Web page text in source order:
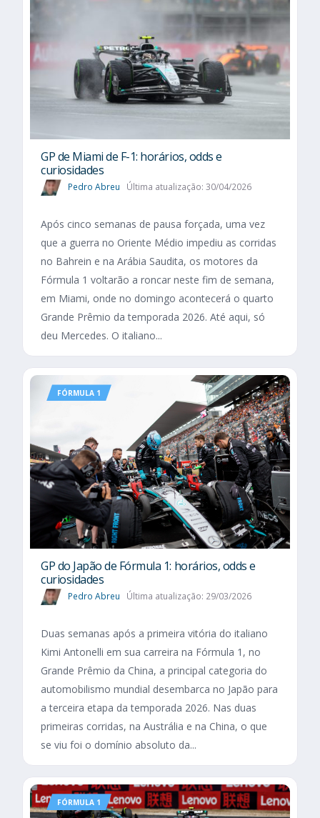
GP de Miami de F-1: horários, odds e
curiosidades
Pedro Abreu Última atualização: 30/04/2026
Após cinco semanas de pausa forçada, uma vez
que a guerra no Oriente Médio impediu as corridas
no Bahrein e na Arábia Saudita, os motores da
Fórmula 1 voltarão a roncar neste fim de semana,
em Miami, onde no domingo acontecerá o quarto
Grande Prêmio da temporada 2026. Até aqui, só
deu Mercedes. O italiano...
FÓRMULA 1
GP do Japão de Fórmula 1: horários, odds e
curiosidades
Pedro Abreu Última atualização: 29/03/2026
Duas semanas após a primeira vitória do italiano
Kimi Antonelli em sua carreira na Fórmula 1, no
Grande Prêmio da China, a principal categoria do
automobilismo mundial desembarca no Japão para
a terceira etapa da temporada 2026. Nas duas
primeiras corridas, na Austrália e na China, o que
se viu foi o domínio absoluto da...
FÓRMULA 1